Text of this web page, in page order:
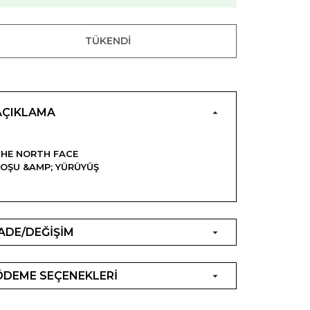
TÜKENDI
NORTH FACE
&AMP; YÜRÜYÜŞ
DEĞİŞİM
SEÇENEKLERİ